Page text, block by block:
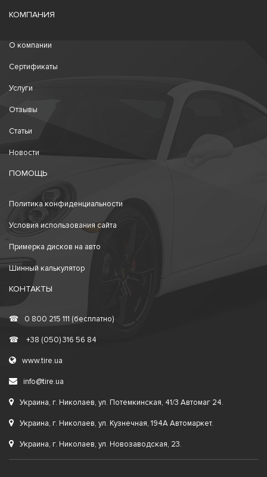
КОМПАНИЯ
О компании
Сертификаты
Услуги
Отзывы
Статьи
Новости
ПОМОЩЬ
Политика конфиденциальности
Условия использования сайта
Примерка дисков на авто
Шинный калькулятор
КОНТАКТЫ
☎ 0 800 215 111 (бесплатно)
☎ +38 (050) 316 56 84
www.tire.ua
info@tire.ua
Украина, г. Николаев, ул. Потемкинская, 41/3 Автомаг 24.
Украина, г. Николаев, ул. Кузнечная, 194А Автомаркет.
Украина, г. Николаев, ул. Новозаводская, 23.